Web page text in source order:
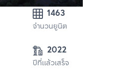
1463
จำนวนยูนิต
2022
ปีที่แล้วเสร็จ